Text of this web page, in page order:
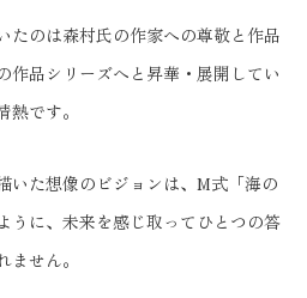
たのは森村氏の作家への尊敬と作品
作品シリーズへと昇華・展開してい
です。
いた想像のビジョンは、M式「海の
うに、未来を感じ取ってひとつの答
せん。